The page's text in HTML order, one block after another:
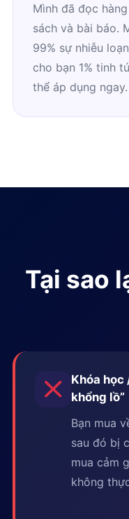
Mình đã đọc
sách và bài báo.
99% sự nhiễu
cho bạn 1% tinh
thể áp dụng ngay.
Tại sao
Khóa học
khổng lồ”
Bạn mua
sau đó bị
mua cảm
không